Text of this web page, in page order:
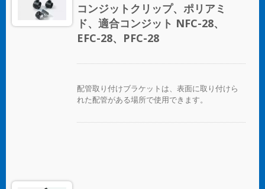
コンジットクリップ、ポリアミ
ド、適合コンジット NFC-28、
EFC-28、PFC-28
配管取り付けブラケットは、表面に取り付けら
れた配管がある場所で使用できます。